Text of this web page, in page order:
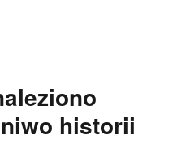
historii